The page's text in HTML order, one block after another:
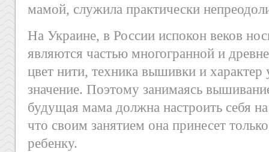
мамой, служила практически
На Украине, в России испокон веков
являются частью многогранной и
цвет нити, техника вышивки и характер
значение. Поэтому занимаясь
будущая мама должна настроить себя
что своим занятием она принесет
ребенку.